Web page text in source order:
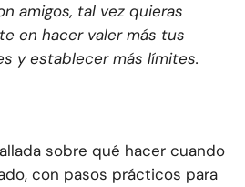
amigos, tal vez quieras
en hacer valer más tus
y establecer más límites.
sobre qué hacer cuando
con pasos prácticos para